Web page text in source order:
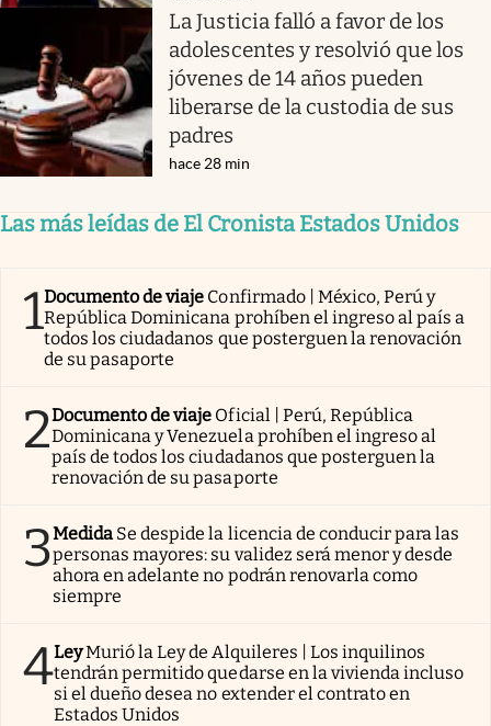
La Justicia falló a favor de los
adolescentes y resolvió que los
jóvenes de 14 años pueden
liberarse de la custodia de sus
padres
hace 28 min
Las más leídas de El Cronista Estados Unidos
1Documento de viaje Confirmado | México, Perú y
República Dominicana prohíben el ingreso al país a
todos los ciudadanos que posterguen la renovación
de su pasaporte
2Documento de viaje Oficial | Perú, República
Dominicana y Venezuela prohíben el ingreso al
país de todos los ciudadanos que posterguen la
renovación de su pasaporte
3Medida Se despide la licencia de conducir para las
personas mayores: su validez será menor y desde
ahora en adelante no podrán renovarla como
siempre
4LeyMurió la Ley de Alquileres | Los inquilinos
tendrán permitido quedarse en la vivienda incluso
si el dueño desea no extender el contrato en
Estados Unidos